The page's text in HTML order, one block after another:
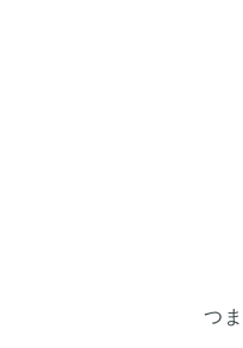
つ